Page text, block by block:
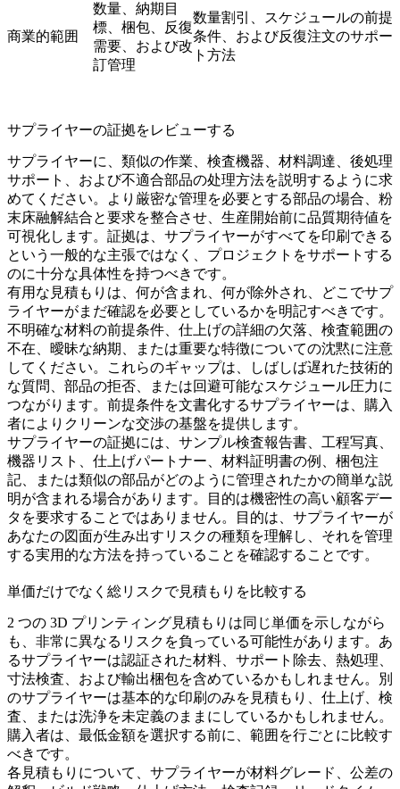
商業的範囲
数量、納期目
標、梱包、反復
需要、および改
訂管理
数量割引、スケジュールの前提
条件、および反復注文のサポー
ト方法
サプライヤーの証拠をレビューする
サプライヤーに、類似の作業、検査機器、材料調達、後処理
サポート、および不適合部品の处理方法を説明するように求
めてください。より厳密な管理を必要とする部品の場合、 粉
末床融解結合と要求を整合させ、生産開始前に品質期待値を
可視化します。証拠は、サプライヤーがすべてを印刷できる
という一般的な主張ではなく、プロジェクトをサポートする
のに十分な具体性を持つべきです。
有用な見積もりは、何が含まれ、何が除外され、どこでサプ
ライヤーがまだ確認を必要としているかを明記すべきです。
不明確な材料の前提条件、仕上げの詳細の欠落、検査範囲の
不在、曖昧な納期、または重要な特徴についての沈黙に注意
してください。これらのギャップは、しばしば遅れた技術的
な質問、部品の拒否、または回避可能なスケジュール圧力に
つながります。前提条件を文書化するサプライヤーは、購入
者によりクリーンな交渉の基盤を提供します。
サプライヤーの証拠には、サンプル検査報告書、工程写真、
機器リスト、仕上げパートナー、材料証明書の例、梱包注
記、または類似の部品がどのように管理されたかの簡単な説
明が含まれる場合があります。目的は機密性の高い顧客デー
タを要求することではありません。目的は、サプライヤーが
あなたの図面が生み出すリスクの種類を理解し、それを管理
する実用的な方法を持っていることを確認することです。
単価だけでなく総リスクで見積もりを比較する
2 つの 3D プリンティング見積もりは同じ単価を示しながら
も、非常に異なるリスクを負っている可能性があります。あ
るサプライヤーは認証された材料、サポート除去、熱処理、
寸法検査、および輸出梱包を含めているかもしれません。別
のサプライヤーは基本的な印刷のみを見積もり、仕上げ、検
査、または洗浄を未定義のままにしているかもしれません。
購入者は、最低金額を選択する前に、範囲を行ごとに比較す
べきです。
各見積もりについて、サプライヤーが材料グレード、公差の